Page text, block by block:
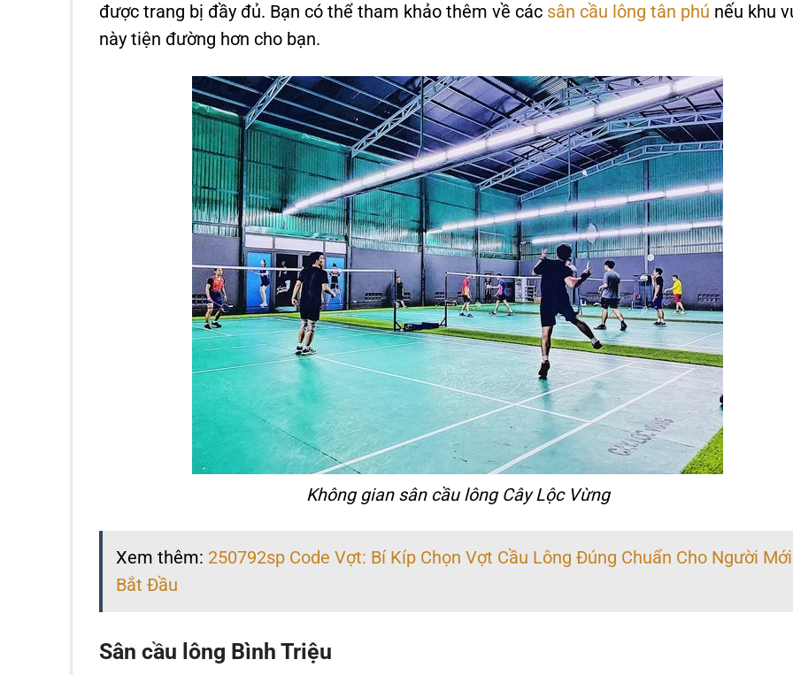
được trang bị đầy đủ. Bạn có thể tham khảo thêm về các sân cầu lông tân phú nếu khu
này tiện đường hơn cho bạn.
Không gian sân cầu lông Cây Lộc Vừng
Xem thêm: 250792sp Code Vợt: Bí Kíp Chọn Vợt Cầu Lông Đúng Chuẩn Cho Người Mới
Bắt Đầu
Sân cầu lông Bình Triệu